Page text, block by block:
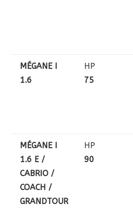
MÉGANE I
1.6
HP
75
MÉGANE I
1.6 E /
CABRIO /
COACH /
GRANDTOUR
HP
90